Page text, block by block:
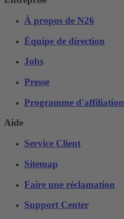
À propos de N26
Équipe de direction
Jobs
Presse
Programme d'affiliation
Aide
Service Client
Sitemap
Faire une réclamation
Support Center